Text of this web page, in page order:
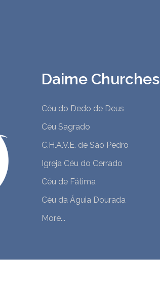
Daime Churches
Céu do Dedo de Deus
Céu Sagrado
C.H.A.V.E. de São Pedro
Igreja Céu do Cerrado
Céu de Fátima
Céu da Águia Dourada
More...